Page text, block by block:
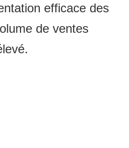
efficace des
de ventes